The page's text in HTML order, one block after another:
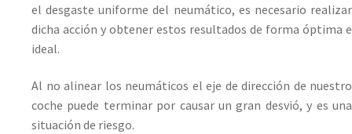
el desgaste uniforme del neumático, es necesario realizar
dicha acción y obtener estos resultados de forma óptima e
ideal.
Al no alinear los neumáticos el eje de dirección de nuestro
coche puede terminar por causar un gran desvió, y es una
situación de riesgo.